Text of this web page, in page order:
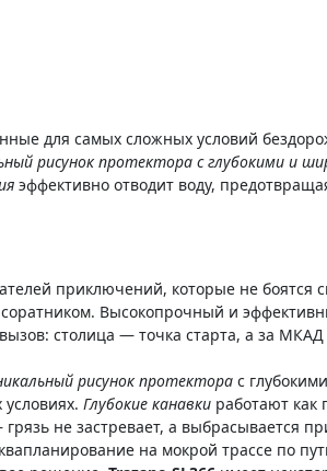
для самых сложных условий
рисунок протектора с глубокими и
эффективно отводит воду,
приключений, которые не боятся
Высокопрочный и
столица — точка старта, а за
рисунок протектора с
Глубокие канавки работают как
не застревает, а выбрасывается
на мокрой трассе по